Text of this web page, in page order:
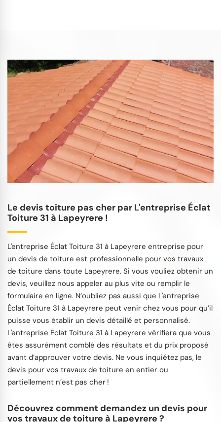
Le devis toiture pas cher par L'entreprise Éclat
Toiture 31 à Lapeyrere !
L'entreprise Éclat Toiture 31 à Lapeyrere entreprise pour
un devis de toiture est professionnelle pour vos travaux
de toiture dans toute Lapeyrere. Si vous vouliez obtenir un
devis, veuillez nous appeler au plus vite ou remplir le
formulaire en ligne. N’oubliez pas aussi que L'entreprise
Éclat Toiture 31 à Lapeyrere peut venir chez vous pour qu’il
puisse vous établir un devis détaillé et personnalisé.
L'entreprise Éclat Toiture 31 à Lapeyrere vérifiera que vous
êtes assurément comblé des résultats et du prix proposé
avant d’approuver votre devis. Ne vous inquiétez pas, le
devis pour vos travaux de toiture en entier ou
partiellement n’est pas cher !
Découvrez comment demandez un devis pour
vos travaux de toiture à Lapeyrere ?